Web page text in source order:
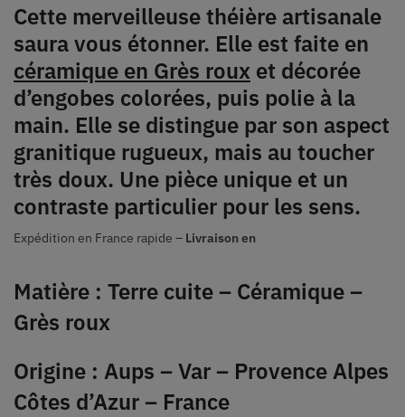
Cette merveilleuse théière artisanale
saura vous étonner. Elle est faite en
céramique en Grès roux et décorée
d’engobes colorées, puis polie à la
main. Elle se distingue par son aspect
granitique rugueux, mais au toucher
très doux. Une pièce unique et un
contraste particulier pour les sens.
Expédition en France rapide – Livraison en
Matière : Terre cuite – Céramique –
Grès roux
Origine : Aups – Var – Provence Alpes
Côtes d’Azur – France